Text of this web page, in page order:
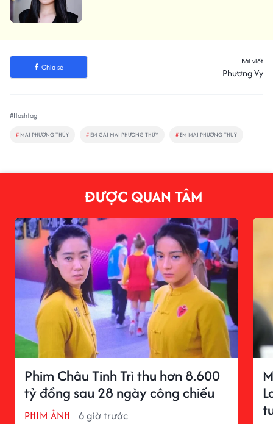
Chia sẻ
Bài viết
Phương Vy
#Hashtag
# MAI PHƯƠNG THÚY # EM GÁI MAI PHƯƠNG THÚY # EM MAI PHƯƠNG THUÝ
ĐƯỢC QUAN TÂM
Phim Châu Tinh Trì thu hơn 8.600
tỷ đồng sau 28 ngày công chiếu
PHIM ẢNH 6 giờ trước